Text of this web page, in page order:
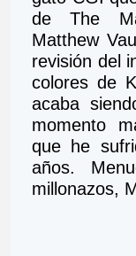
de The
Matthew
revisión del
colores de
acaba
momento
que he
años.
millonazos,